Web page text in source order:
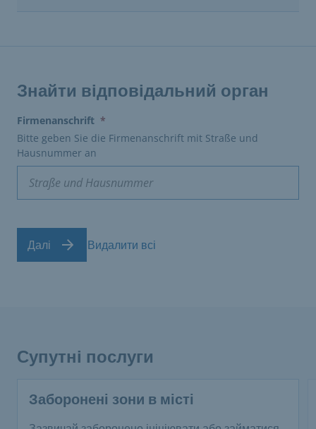
Знайти відповідальний орган
Firmenanschrift *
Bitte geben Sie die Firmenanschrift mit Straße und
Hausnummer an
Далі Видалити всі
Супутні послуги
Заборонені зони в місті